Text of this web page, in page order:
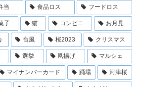
当 食品ロス フードロス
子 猫 コンビニ お月見
台風 桜2023 クリスマス
選挙 凧揚げ マルシェ
マイナンバーカード 踊場 河津桜